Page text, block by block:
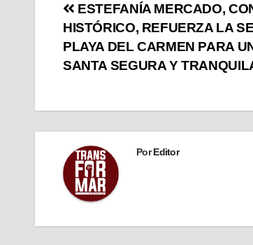
ESTEFANÍA MERCADO,
HISTÓRICO, REFUERZA LA
PLAYA DEL CARMEN PARA
SANTA SEGURA Y
PorEditor